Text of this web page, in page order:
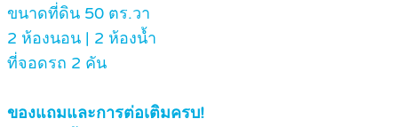
ขนาดที่ดิน 50 ตร.วา
2 ห้องนอน | 2 ห้องน้ำ
ที่จอดรถ 2 คัน
ของแถมและการต่อเติมครบ!